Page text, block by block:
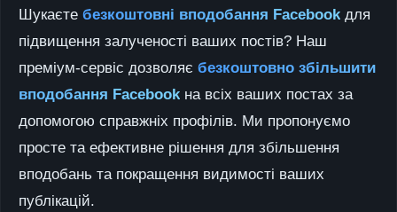
Шукаєте безкоштовні вподобання Facebook для
підвищення залученості ваших постів? Наш
преміум-сервіс дозволяє безкоштовно збільшити
вподобання Facebook на всіх ваших постах за
допомогою справжніх профілів. Ми пропонуємо
просте та ефективне рішення для збільшення
вподобань та покращення видимості ваших
публікацій.